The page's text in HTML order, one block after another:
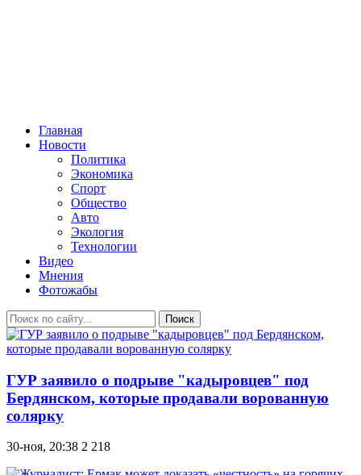
Главная
Новости
Политика
Экономика
Спорт
Общество
Авто
Экология
Технологии
Видео
Мнения
Фотожабы
Поиск
ГУР заявило о подрыве "кадыровцев" под
Бердянском, которые продавали ворованную
солярку
30-ноя, 20:38 2 218